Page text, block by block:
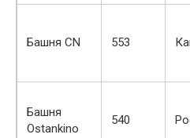
Башня CN 553
Башня
Ostankino
540